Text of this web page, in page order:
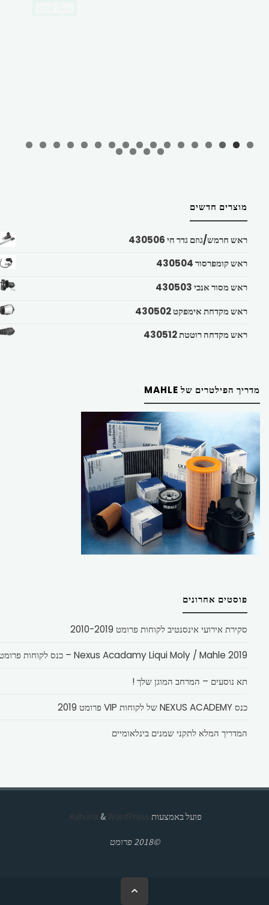
מוצרים חדשים
ראש חרמש/גוזם גדר חי 430506
ראש קומפרסור 430504
ראש מסור אנכי 430503
ראש מקדחת אימפקט 430502
ראש מקדחה רוטטת 430512
מדריך הפילטרים של MAHLE
פוסטים אחרונים
סקירת אירועי אינסנטיב לקוחות פרומט 2010-2019
Nexus Acadamy Liqui Moly / Mahle 2019 – כנס לקוחות פרומט
תא נוסעים – המרחב המוגן שלך !
כנס NEXUS ACADEMY של לקוחות VIP פרומט 2019
המדריך המלא לתקני שמנים בינלאומיים
פועל באמצעות & WordPress.
©2018 פרומט
בחזרה